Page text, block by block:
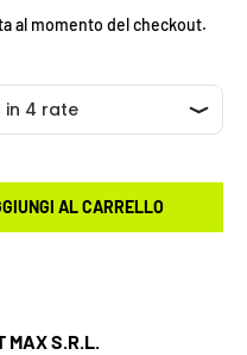
al momento del checkout.
AL CARRELLO
MAX S.R.L.